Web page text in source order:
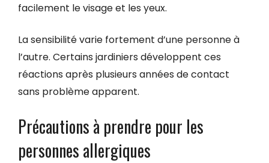
facilement le visage et les yeux.
La sensibilité varie fortement d’une personne à
l’autre. Certains jardiniers développent ces
réactions après plusieurs années de contact
sans problème apparent.
Précautions à prendre pour les
personnes allergiques